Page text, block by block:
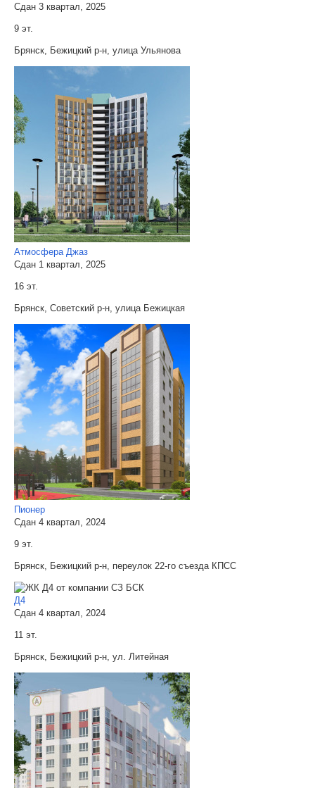
Сдан 3 квартал, 2025
9 эт.
Брянск, Бежицкий р-н, улица Ульянова
Атмосфера Джаз
Сдан 1 квартал, 2025
16 эт.
Брянск, Советский р-н, улица Бежицкая
Пионер
Сдан 4 квартал, 2024
9 эт.
Брянск, Бежицкий р-н, переулок 22-го съезда КПСС
Д4
Сдан 4 квартал, 2024
11 эт.
Брянск, Бежицкий р-н, ул. Литейная